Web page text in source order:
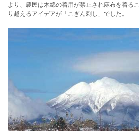
より、農民は木綿の着用が禁止され麻布を着る
り越えるアイデアが「こぎん刺し」でした。